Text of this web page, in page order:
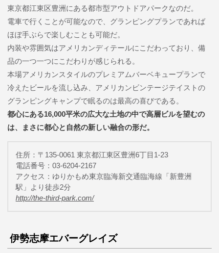
東京都江東区豊洲にある都市型アウトドアパークなのだ。
電車で行くことが可能なので、グランピングプランであれば
ほぼ手ぶらで楽しむことも可能だ。
内装や雰囲気はアメリカンディテールにこだわっており、備
品の一つ一つにこだわりが感じられる。
本場アメリカンスタイルのプレミアムバーベキュープランで
冷えたビールを流し込み、アメリカンビンテージテイストの
グランピングキャンプで眠るのは最高の喜びである。
都心にある16,000平米の広大な土地の中で高層ビルを望むの
は、まさに都心と自然の新しい融合の形だ。
住所：〒135-0061 東京都江東区豊洲6丁目1-23
電話番号：03-6204-2167
アクセス：ゆりかもめ東京臨海新交通臨海線「新豊洲
駅」より徒歩2分
http://the-third-park.com/
伊勢志摩エバーグレイズ